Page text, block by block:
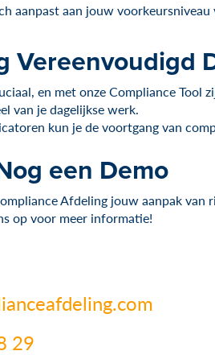
aanpast aan jouw
Vereenvoudigd
en met onze Compliance Tool
van je dagelijkse werk.
kun je de voortgang van
een Demo
Afdeling jouw aanpak
op voor meer informatie!
29